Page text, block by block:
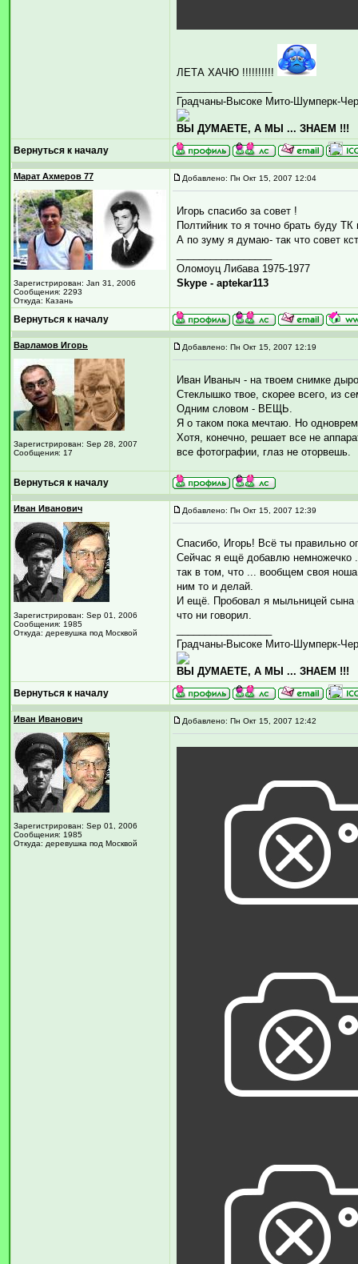
ЛЕТА ХАЧЮ !!!!!!!!!!
Градчаны-Высоке Мито-Шумперк-
ВЫ ДУМАЕТЕ, А МЫ ... ЗНАЕМ !!!
Вернуться к началу
Марат Ахмеров 77
Зарегистрирован: Jan 31, 2006
Сообщения: 2293
Откуда: Казань
Добавлено: Пн Окт 15, 2007 12:04
Игорь спасибо за совет !
Полтийник то я точно брать буду
А по зуму я думаю- так что совет
Оломоуц Либава 1975-1977
Skype - aptekar113
Вернуться к началу
Варламов Игорь
Зарегистрирован: Sep 28, 2007
Сообщения: 17
Добавлено: Пн Окт 15, 2007 12:19
Иван Иваныч - на твоем снимке
Стеклышко твое, скорее всего, из
Одним словом - ВЕЩЬ.
Я о таком пока мечтаю. Но
Хотя, конечно, решает все не
все фотографии, глаз не оторвешь.
Вернуться к началу
Иван Иванович
Зарегистрирован: Sep 01, 2006
Сообщения: 1985
Откуда: деревушка под Москвой
Добавлено: Пн Окт 15, 2007 12:39
Спасибо, Игорь! Всё ты правильно
Сейчас я ещё добавлю немножечко
так в том, что ... вообщем своя ноша
ним то и делай.
И ещё. Пробовал я мыльницей сына
что ни говорил.
Градчаны-Высоке Мито-Шумперк-
ВЫ ДУМАЕТЕ, А МЫ ... ЗНАЕМ !!!
Вернуться к началу
Иван Иванович
Зарегистрирован: Sep 01, 2006
Сообщения: 1985
Откуда: деревушка под Москвой
Добавлено: Пн Окт 15, 2007 12:42